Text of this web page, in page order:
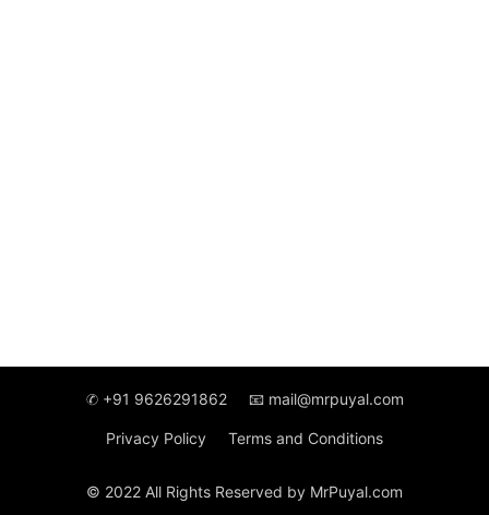
✆ +91 9626291862 📧 mail@mrpuyal.com
Privacy Policy Terms and Conditions
© 2022 All Rights Reserved by MrPuyal.com